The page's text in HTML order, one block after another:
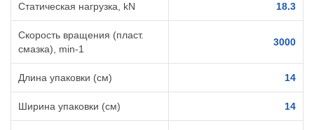
Статическая нагрузка, kN 18.3
Скорость вращения (пласт.
смазка), min-1
3000
Длина упаковки (см) 14
Ширина упаковки (см) 14